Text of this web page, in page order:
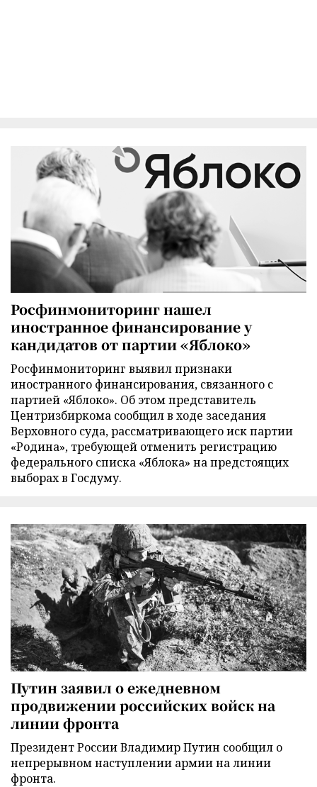
Росфинмониторинг нашел
иностранное финансирование у
кандидатов от партии «Яблоко»
Росфинмониторинг выявил признаки
иностранного финансирования, связанного с
партией «Яблоко». Об этом представитель
Центризбиркома сообщил в ходе заседания
Верховного суда, рассматривающего иск партии
«Родина», требующей отменить регистрацию
федерального списка «Яблока» на предстоящих
выборах в Госдуму.
Путин заявил о ежедневном
продвижении российских войск на
линии фронта
Президент России Владимир Путин сообщил о
непрерывном наступлении армии на линии
фронта.